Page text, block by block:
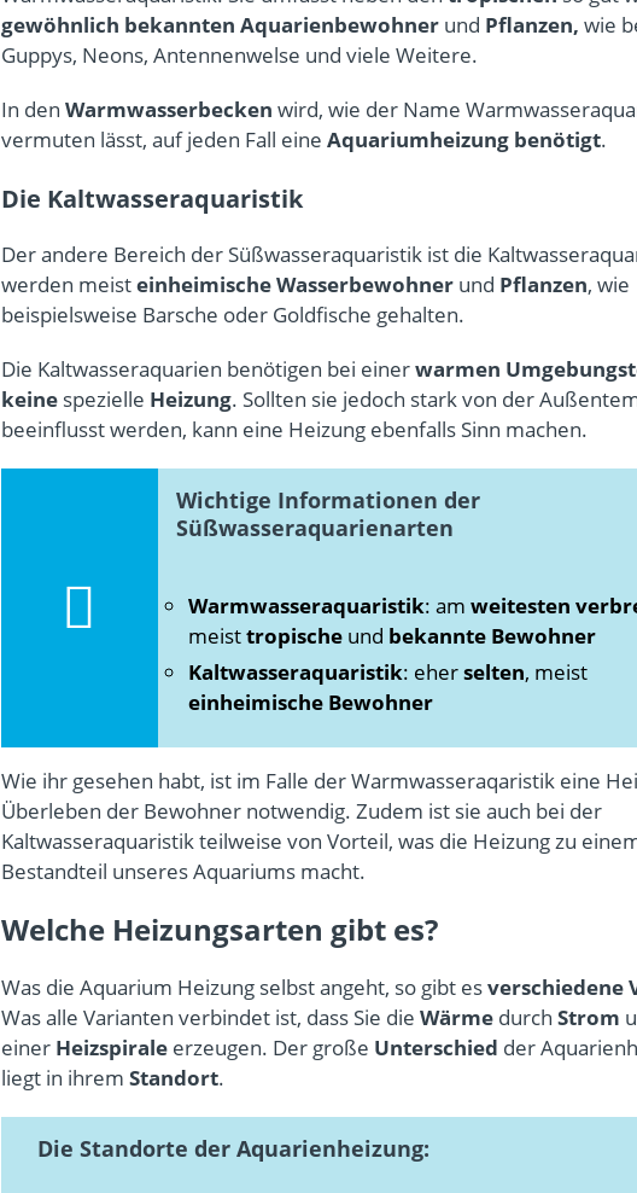
gewöhnlich bekannten Aquarienbewohnerund Pflanzen, wie
Guppys, Neons, Antennenwelse und viele Weitere.
In den Warmwasserbecken wird, wie der Name
vermuten lässt, auf jeden Fall eine Aquariumheizung benötigt.
Die Kaltwasseraquaristik
Der andere Bereich der Süßwasseraquaristik ist die
werden meisteinheimische Wasserbewohnerund Pflanzen, wie
beispielsweise Barsche oder Goldfische gehalten.
Die Kaltwasseraquarien benötigen bei einerwarmen
keinespezielle Heizung. Sollten sie jedoch stark von der
beeinflusst werden, kann eine Heizung ebenfalls Sinn machen.
Wichtige Informationen der
Süßwasseraquarienarten
Warmwasseraquaristik: am weitesten
meisttropischeund bekannte Bewohner
Kaltwasseraquaristik: eherselten, meist
einheimische Bewohner
Wie ihr gesehen habt, ist im Falle der Warmwasseraqaristik eine
Überleben der Bewohner notwendig. Zudem ist sie auch bei der
Kaltwasseraquaristik teilweise von Vorteil, was die Heizung zu
Bestandteil unseres Aquariums macht.
Welche Heizungsarten gibt es?
Was die Aquarium Heizung selbst angeht, so gibt esverschiedene
Was alle Varianten verbindet ist, dass Sie die Wärmedurch Strom
einer Heizspiraleerzeugen. Der große Unterschied der
liegt in ihrem Standort.
Die Standorte der Aquarienheizung: